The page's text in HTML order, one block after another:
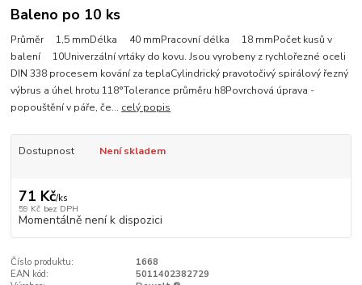
Baleno po 10 ks
Průměr 1,5 mmDélka 40 mmPracovní délka 18 mmPočet kusů v
balení 10Univerzální vrtáky do kovu. Jsou vyrobeny z rychlořezné oceli
DIN 338 procesem kování za teplaCylindrický pravotočivý spirálový řezný
výbrus a úhel hrotu 118°Tolerance průměru h8Povrchová úprava -
popouštění v páře, če... celý popis
Dostupnost Není skladem
71 Kč/ks
59 Kč bez DPH
Momentálně není k dispozici
Číslo produktu:
1668
EAN kód:
5011402382729